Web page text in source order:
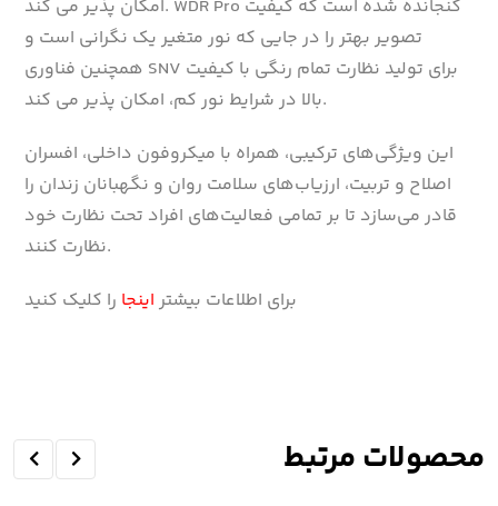
امکان پذیر می کند. WDR Pro گنجانده شده است که کیفیت
تصویر بهتر را در جایی که نور متغیر یک نگرانی است و
همچنین فناوری SNV برای تولید نظارت تمام رنگی با کیفیت
بالا در شرایط نور کم، امکان پذیر می کند.
این ویژگی‌های ترکیبی، همراه با میکروفون داخلی، افسران
اصلاح و تربیت، ارزیاب‌های سلامت روان و نگهبانان زندان را
قادر می‌سازد تا بر تمامی فعالیت‌های افراد تحت نظارت خود
نظارت کنند.
برای اطلاعات بیشتر اینجا را کلیک کنید
محصولات مرتبط